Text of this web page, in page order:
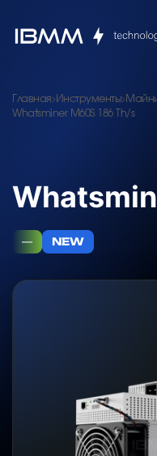
Главная Инструменты
Whatsminer M60S 186 Th/s
— NEW